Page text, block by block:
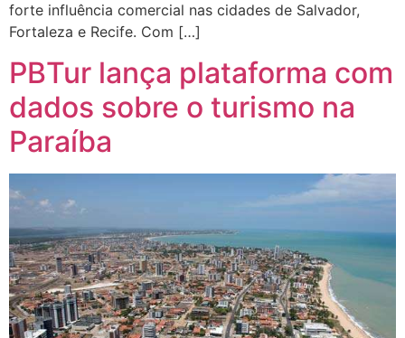
forte influência comercial nas cidades de Salvador,
Fortaleza e Recife. Com […]
PBTur lança plataforma com
dados sobre o turismo na
Paraíba